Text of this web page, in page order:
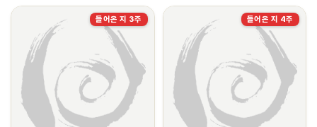
들어온 지 3주 들어온 지 4주